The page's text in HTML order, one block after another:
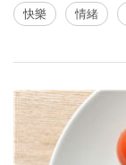
快樂 情緒